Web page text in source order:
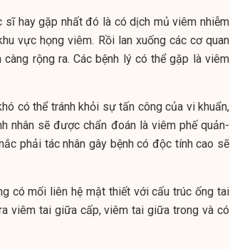
hay gặp nhất đó là có dịch mủ viêm nhiễm
vực họng viêm. Rồi lan xuống các cơ quan
rộng ra. Các bệnh lý có thể gặp là viêm
có thể tránh khỏi sự tấn công của vi khuẩn,
nhân sẽ được chẩn đoán là viêm phế quản-
phải tác nhân gây bệnh có độc tính cao sẽ
có mối liên hệ mật thiết với cấu trúc ống tai
viêm tai giữa cấp, viêm tai giữa trong và có